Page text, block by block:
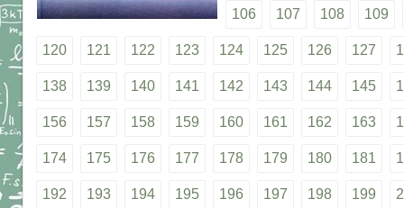
106 107 108 109
120 121 122 123 124 125 126 127
138 139 140 141 142 143 144 145
156 157 158 159 160 161 162 163
174 175 176 177 178 179 180 181
192 193 194 195 196 197 198 199